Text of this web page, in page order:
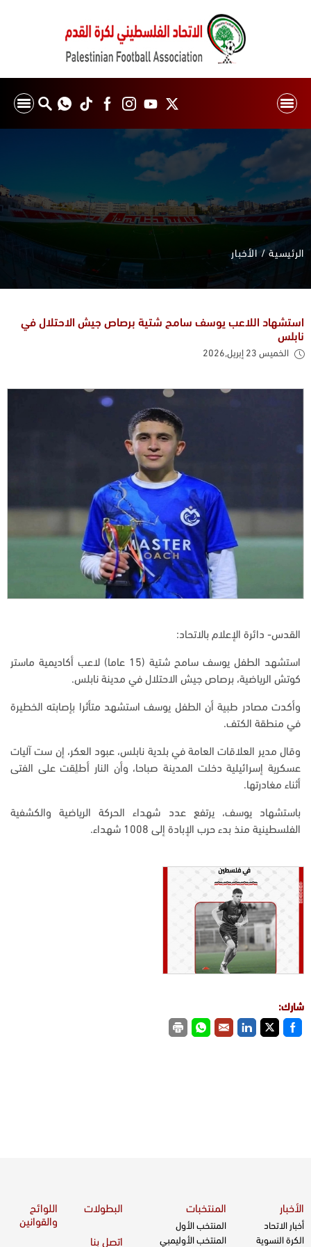
الرئيسية الأخبار
استشهاد اللاعب يوسف سامح شتية برصاص جيش الاحتلال في
نابلس
الخميس 23 إبريل,2026
القدس- دائرة الإعلام بالاتحاد:
استشهد الطفل يوسف سامح شتية (15 عاما) لاعب أكاديمية ماستر
كوتش الرياضية، برصاص جيش الاحتلال في مدينة نابلس.
وأكدت مصادر طبية أن الطفل يوسف استشهد متأثرا بإصابته الخطيرة
في منطقة الكتف.
وقال مدير العلاقات العامة في بلدية نابلس، عبود العكر، إن ست آليات
عسكرية إسرائيلية دخلت المدينة صباحا، وأن النار أطلِقت على الفتى
أثناء مغادرتها.
باستشهاد يوسف، يرتفع عدد شهداء الحركة الرياضية والكشفية
الفلسطينية منذ بدء حرب الإبادة إلى 1008 شهداء.
شارك:
الأخبار
أخبار الاتحاد
الكرة النسوية
المنتخبات
المنتخب الأول
المنتخب الأوليمبي
البطولات
اللوائح
والقوانين
اتصل بنا